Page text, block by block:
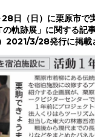
日（日）に栗原市で
軌跡展」に関する記
2021/3/28発行に掲載